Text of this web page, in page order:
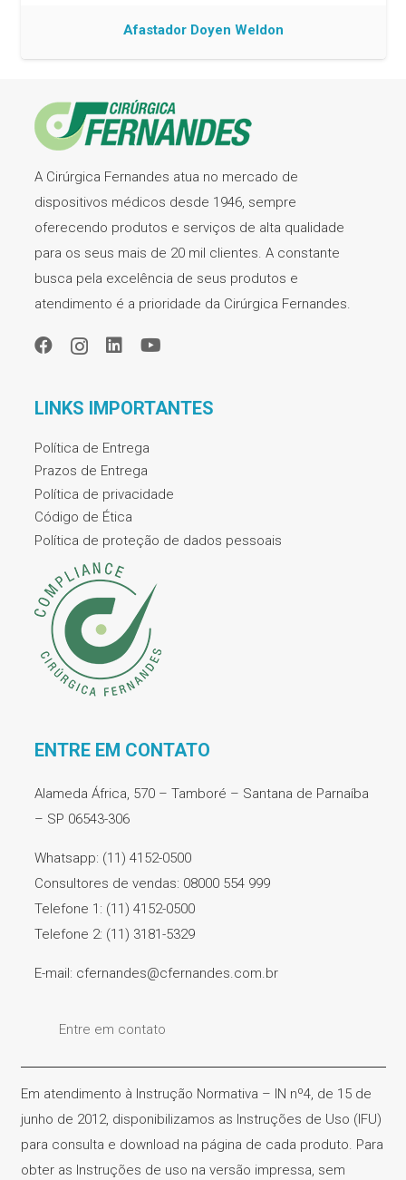
Afastador Doyen Weldon
A Cirúrgica Fernandes atua no mercado de
dispositivos médicos desde 1946, sempre
oferecendo produtos e serviços de alta qualidade
para os seus mais de 20 mil clientes. A constante
busca pela excelência de seus produtos e
atendimento é a prioridade da Cirúrgica Fernandes.
LINKS IMPORTANTES
Política de Entrega
Prazos de Entrega
Política de privacidade
Código de Ética
Política de proteção de dados pessoais
ENTRE EM CONTATO
Alameda África, 570 – Tamboré – Santana de Parnaíba
– SP 06543-306
Whatsapp: (11) 4152-0500
Consultores de vendas: 08000 554 999
Telefone 1: (11) 4152-0500
Telefone 2: (11) 3181-5329
E-mail: cfernandes@cfernandes.com.br
Entre em contato
Em atendimento à Instrução Normativa – IN nº4, de 15 de
junho de 2012, disponibilizamos as Instruções de Uso (IFU)
para consulta e download na página de cada produto. Para
obter as Instruções de uso na versão impressa, sem